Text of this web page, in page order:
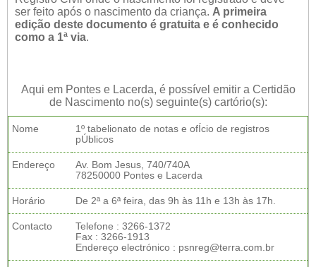
ser feito após o nascimento da criança. A primeira
edição deste documento é gratuita e é conhecido
como a 1ª via.
Aqui em Pontes e Lacerda, é possível emitir a Certidão
de Nascimento no(s) seguinte(s) cartório(s):
Nome
1º tabelionato de notas e ofÍcio de registros
pÚblicos
Endereço
Av. Bom Jesus, 740/740A
78250000 Pontes e Lacerda
Horário De 2ª a 6ª feira, das 9h às 11h e 13h às 17h.
Contacto
Telefone : 3266-1372
Fax : 3266-1913
Endereço electrónico : psnreg@terra.com.br